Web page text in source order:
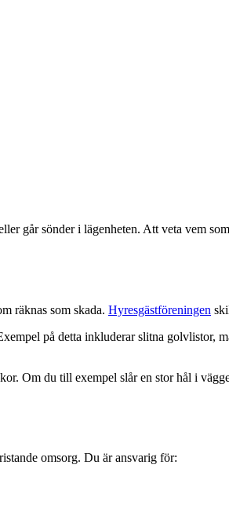
går sönder i lägenheten. Att veta vem
räknas som skada. Hyresgästföreningen
på detta inkluderar slitna golvlistor,
Om du till exempel slår en stor hål i
omsorg. Du är ansvarig för: